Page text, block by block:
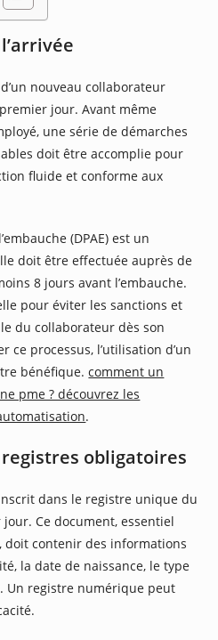
nouveau collaborateur
jour. Avant même
une série de démarches
doit être accomplie pour
fluide et conforme aux
(DPAE) est un
doit être effectuée auprès de
8 jours avant l’embauche.
pour éviter les sanctions et
du collaborateur dès son
processus, l’utilisation d’un
bénéfique.comment un
pme ? découvrez les
.
obligatoires
dans le registre unique du
Ce document, essentiel
doit contenir des informations
la date de naissance, le type
Un registre numérique peut